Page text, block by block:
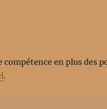
en plus des
.